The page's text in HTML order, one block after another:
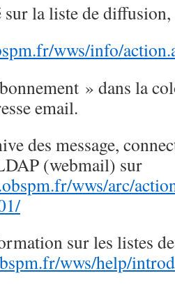
sur la liste de diffusion,
wws/info/
» dans la
email.
des message,
(webmail) sur
wws/arc/
sur les listes
wws/help/